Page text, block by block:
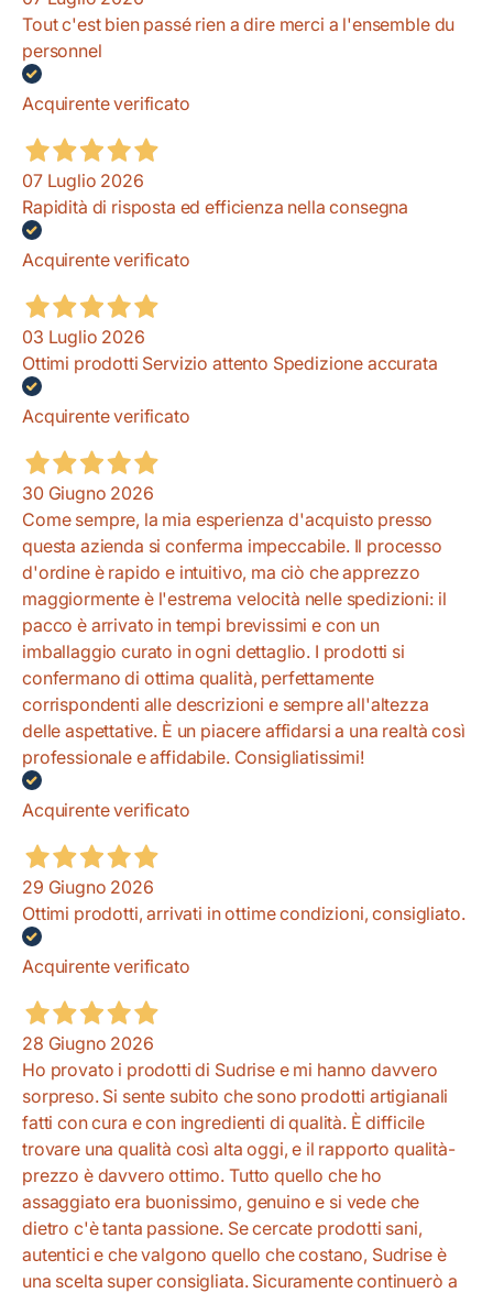
Tout c'est bien passé rien a dire merci a l'ensemble du
personnel
Acquirente verificato
07 Luglio 2026
Rapidità di risposta ed efficienza nella consegna
Acquirente verificato
03 Luglio 2026
Ottimi prodotti Servizio attento Spedizione accurata
Acquirente verificato
30 Giugno 2026
Come sempre, la mia esperienza d'acquisto presso
questa azienda si conferma impeccabile. Il processo
d'ordine è rapido e intuitivo, ma ciò che apprezzo
maggiormente è l'estrema velocità nelle spedizioni: il
pacco è arrivato in tempi brevissimi e con un
imballaggio curato in ogni dettaglio. I prodotti si
confermano di ottima qualità, perfettamente
corrispondenti alle descrizioni e sempre all'altezza
delle aspettative. È un piacere affidarsi a una realtà così
professionale e affidabile. Consigliatissimi!
Acquirente verificato
29 Giugno 2026
Ottimi prodotti, arrivati in ottime condizioni, consigliato.
Acquirente verificato
28 Giugno 2026
Ho provato i prodotti di Sudrise e mi hanno davvero
sorpreso. Si sente subito che sono prodotti artigianali
fatti con cura e con ingredienti di qualità. È difficile
trovare una qualità così alta oggi, e il rapporto qualità-
prezzo è davvero ottimo. Tutto quello che ho
assaggiato era buonissimo, genuino e si vede che
dietro c'è tanta passione. Se cercate prodotti sani,
autentici e che valgono quello che costano, Sudrise è
una scelta super consigliata. Sicuramente continuerò a